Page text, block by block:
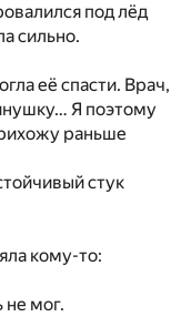
под лёд
сильно.
её спасти. Врач,
Я поэтому
раньше
стук
кому-то:
мог.